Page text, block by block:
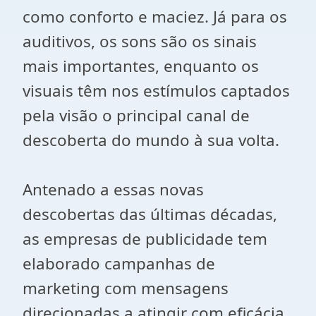
como conforto e maciez. Já para os
auditivos, os sons são os sinais
mais importantes, enquanto os
visuais têm nos estímulos captados
pela visão o principal canal de
descoberta do mundo à sua volta.
Antenado a essas novas
descobertas das últimas décadas,
as empresas de publicidade tem
elaborado campanhas de
marketing com mensagens